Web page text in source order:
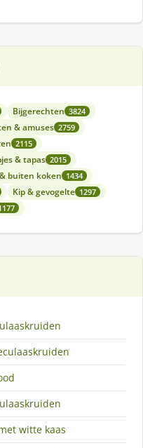
Bijgerechten 3824
& amuses 2759
2115
& tapas 2015
buiten koken 1434
Kip & gevogelte 1297
witte kaas